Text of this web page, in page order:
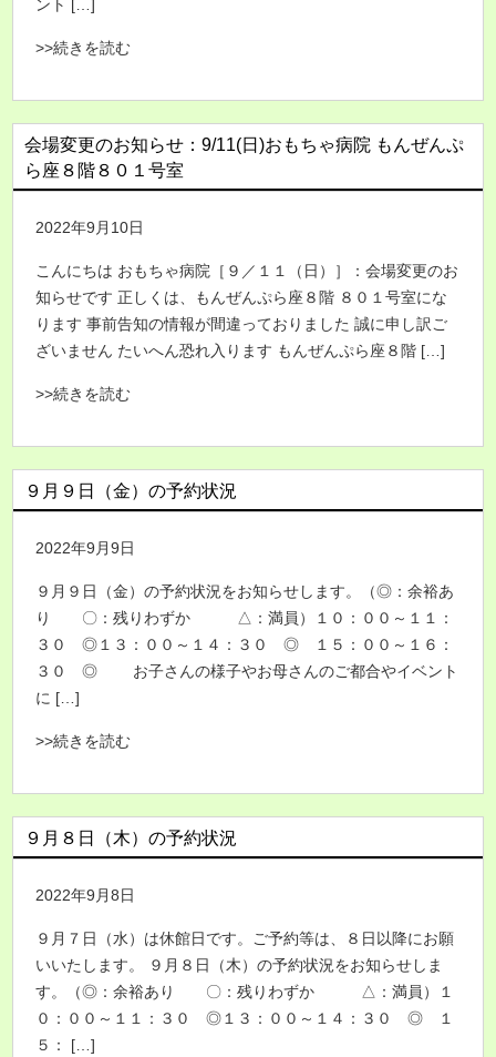
ント […]
>>続きを読む
会場変更のお知らせ：9/11(日)おもちゃ病院 もんぜんぷ
ら座８階８０１号室
2022年9月10日
こんにちは おもちゃ病院［９／１１（日）］：会場変更のお
知らせです 正しくは、もんぜんぷら座８階 ８０１号室にな
ります 事前告知の情報が間違っておりました 誠に申し訳ご
ざいません たいへん恐れ入ります もんぜんぷら座８階 […]
>>続きを読む
９月９日（金）の予約状況
2022年9月9日
９月９日（金）の予約状況をお知らせします。（◎：余裕あ
り 〇：残りわずか △：満員）１０：００～１１：
３０ ◎１３：００～１４：３０ ◎ １５：００～１６：
３０ ◎ お子さんの様子やお母さんのご都合やイベント
に […]
>>続きを読む
９月８日（木）の予約状況
2022年9月8日
９月７日（水）は休館日です。ご予約等は、８日以降にお願
いいたします。 ９月８日（木）の予約状況をお知らせしま
す。（◎：余裕あり 〇：残りわずか △：満員）１
０：００～１１：３０ ◎１３：００～１４：３０ ◎ １
５： […]